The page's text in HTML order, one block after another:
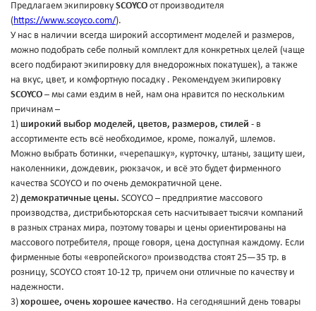
Предлагаем экипировку SCOYCO от производителя
(https://www.scoyco.com/).
У нас в наличии всегда широкий ассортимент моделей и размеров,
можно подобрать себе полный комплект для конкретных целей (чаще
всего подбирают экипировку для внедорожных покатушек), а также
на вкус, цвет, и комфортную посадку . Рекомендуем экипировку
SCOYCO – мы сами ездим в ней, нам она нравится по нескольким
причинам –
1) широкий выбор моделей, цветов, размеров, стилей - в
ассортименте есть всё необходимое, кроме, пожалуй, шлемов.
Можно выбрать ботинки, «черепашку», курточку, штаны, защиту шеи,
наколенники, дождевик, рюкзачок, и всё это будет фирменного
качества SCOYCO и по очень демократичной цене.
2) демократичные цены. SCOYCO – предприятие массового
производства, дистрибьюторская сеть насчитывает тысячи компаний
в разных странах мира, поэтому товары и цены ориентированы на
массового потребителя, проще говоря, цена доступная каждому. Если
фирменные боты «европейского» производства стоят 25—35 тр. в
розницу, SCOYCO стоят 10-12 тр, причем они отличные по качеству и
надежности.
3) хорошее, очень хорошее качество. На сегодняшний день товары